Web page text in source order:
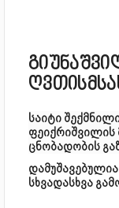
საიტი
ფეიქრიშვილის
ცნობადობის
სხვადასხვა